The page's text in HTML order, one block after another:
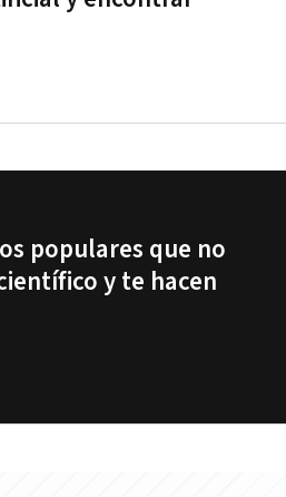
populares que no
y te hacen